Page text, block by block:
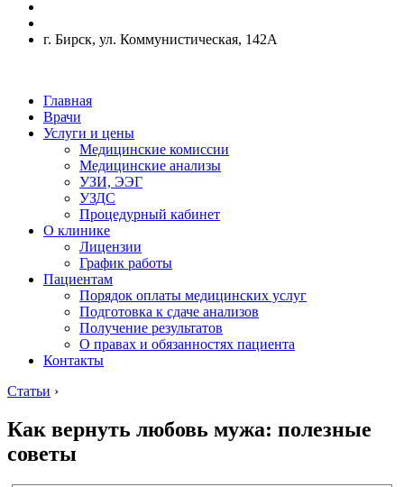
г. Бирск, ул. Коммунистическая, 142А
Главная
Врачи
Услуги и цены
Медицинские комиссии
Медицинские анализы
УЗИ, ЭЭГ
УЗДС
Процедурный кабинет
О клинике
Лицензии
График работы
Пациентам
Порядок оплаты медицинских услуг
Подготовка к сдаче анализов
Получение результатов
О правах и обязанностях пациента
Контакты
Статьи ›
Как вернуть любовь мужа: полезные
советы